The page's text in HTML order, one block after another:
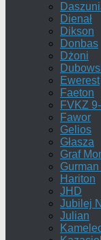
Dienał
Dikson
Donbas
Dżoni
Ewerest
Faeton
FVKZ
Fawor
Gelios
Głasza
Graf
Hariton
JHD
Jubilej
Julian